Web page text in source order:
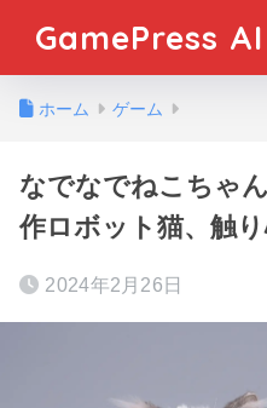
GamePress
ホーム ゲーム
なでなでねこちゃ
作ロボット猫、触
2024年2月26日